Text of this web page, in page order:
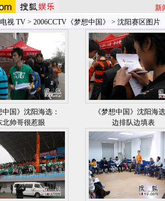
新
电视 TV > 2006CCTV《梦想中国》 > 沈阳赛区图片
中国》沈阳海选：
北帅哥很惹眼
《梦想中国》沈阳海
边排队边填表